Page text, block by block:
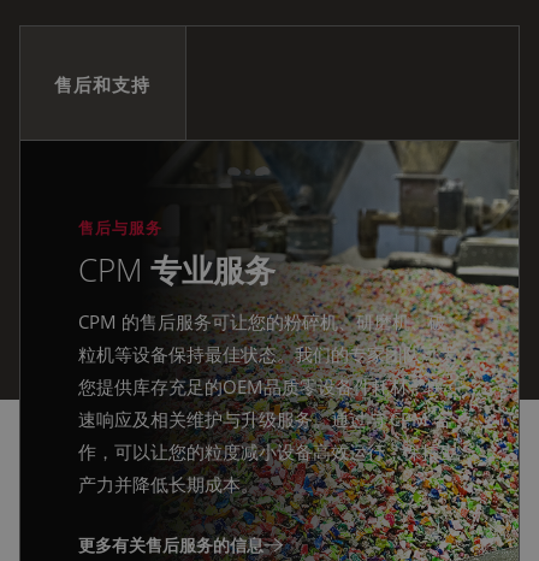
售后和支持
售后与服务
CPM 专业服务
CPM 的售后服务可让您的粉碎机、研磨机、破
粒机等设备保持最佳状态。我们的专家团队可为
您提供库存充足的OEM品质零设备件耗材，快
速响应及相关维护与升级服务。通过与 CPM 合
作，可以让您的粒度减小设备高效运行，保持生
产力并降低长期成本。
更多有关售后服务的信息